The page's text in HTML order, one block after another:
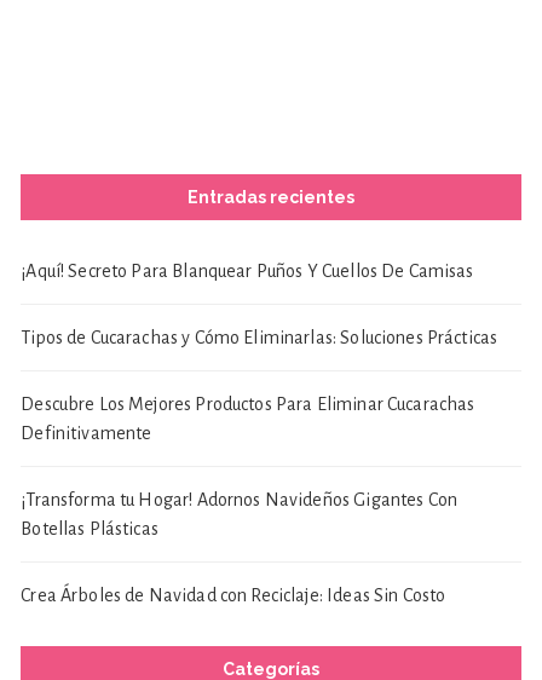
Entradas recientes
¡Aquí! Secreto Para Blanquear Puños Y Cuellos De Camisas
Tipos de Cucarachas y Cómo Eliminarlas: Soluciones Prácticas
Descubre Los Mejores Productos Para Eliminar Cucarachas
Definitivamente
¡Transforma tu Hogar! Adornos Navideños Gigantes Con
Botellas Plásticas
Crea Árboles de Navidad con Reciclaje: Ideas Sin Costo
Categorías